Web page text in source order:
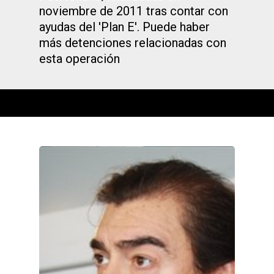
noviembre de 2011 tras contar con
ayudas del 'Plan E'. Puede haber
más detenciones relacionadas con
esta operación